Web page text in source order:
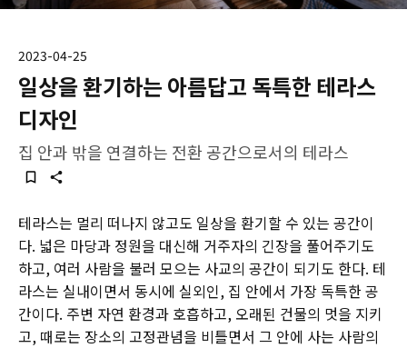
2023-04-25
일상을 환기하는 아름답고 독특한 테라스
디자인
집 안과 밖을 연결하는 전환 공간으로서의 테라스
테라스는 멀리 떠나지 않고도 일상을 환기할 수 있는 공간이
다. 넓은 마당과 정원을 대신해 거주자의 긴장을 풀어주기도
하고, 여러 사람을 불러 모으는 사교의 공간이 되기도 한다. 테
라스는 실내이면서 동시에 실외인, 집 안에서 가장 독특한 공
간이다. 주변 자연 환경과 호흡하고, 오래된 건물의 멋을 지키
고, 때로는 장소의 고정관념을 비틀면서 그 안에 사는 사람의